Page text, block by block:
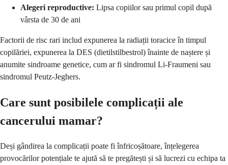
Alegeri reproductive: Lipsa copiilor sau primul copil după
vârsta de 30 de ani
Factorii de risc rari includ expunerea la radiații toracice în timpul
copilăriei, expunerea la DES (dietilstilbestrol) înainte de naștere și
anumite sindroame genetice, cum ar fi sindromul Li-Fraumeni sau
sindromul Peutz-Jeghers.
Care sunt posibilele complicații ale
cancerului mamar?
Deși gândirea la complicații poate fi înfricoșătoare, înțelegerea
provocărilor potențiale te ajută să te pregătești și să lucrezi cu echipa ta